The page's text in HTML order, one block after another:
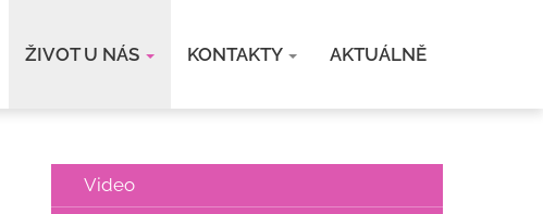
ŽIVOT U NÁS KONTAKTY AKTUÁLNĚ
Video